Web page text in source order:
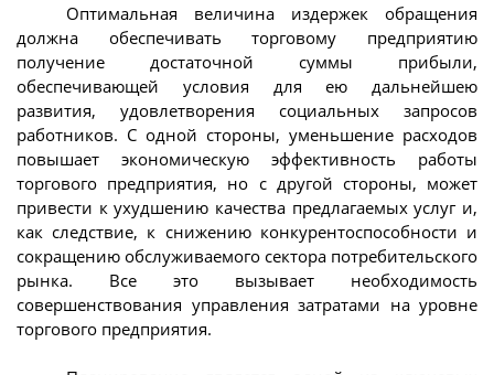
Оптимальная величина издержек обращения
должна обеспечивать торговому предприятию
получение достаточной суммы прибыли,
обеспечивающей условия для ею дальнейшею
развития, удовлетворения социальных запросов
работников. С одной стороны, уменьшение расходов
повышает экономическую эффективность работы
торгового предприятия, но с другой стороны, может
привести к ухудшению качества предлагаемых услуг и,
как следствие, к снижению конкурентоспособности и
сокращению обслуживаемого сектора потребительского
рынка. Все это вызывает необходимость
совершенствования управления затратами на уровне
торгового предприятия.